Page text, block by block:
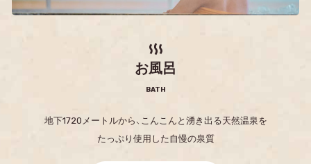
お風呂
BATH
地下1720メートルから、こんこんと湧き出る天然温泉を
たっぷり使用した自慢の泉質